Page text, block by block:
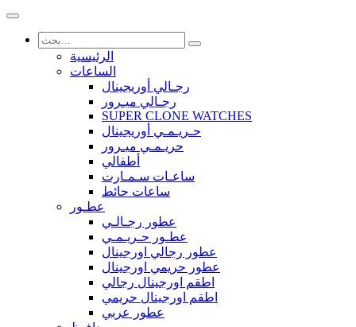
الرئيسية
الساعات
رجـالي أوريجينال
رجـالي ميـرور
SUPER CLONE WATCHES
حـريـمـي أوريجينال
حريـمـي ميـرور
أطفالي
ساعـات سـمـارت
ساعات حائط
عطـور
عطور رجـالـي
عطـور حـريـمـي
عطور رجالي اورجينال
عطور حريمي اورجينال
اطقم اورجينال رجالي
اطقم اورجينال حريمي
عطور عربي